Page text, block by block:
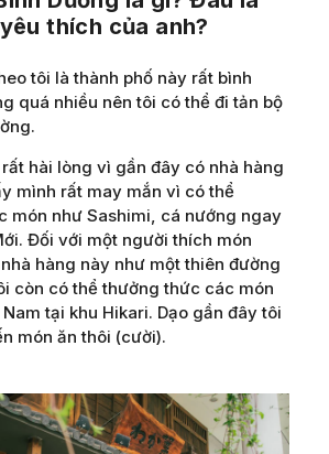
thích của anh?
tôi là thành phố này rất bình
quá nhiều nên tôi có thể đi tản bộ
hài lòng vì gần đây có nhà hàng
mình rất may mắn vì có thể
món như Sashimi, cá nướng ngay
Đối với một người thích món
hàng này như một thiên đường
còn có thể thưởng thức các món
tại khu Hikari. Dạo gần đây tôi
món ăn thôi (cười).